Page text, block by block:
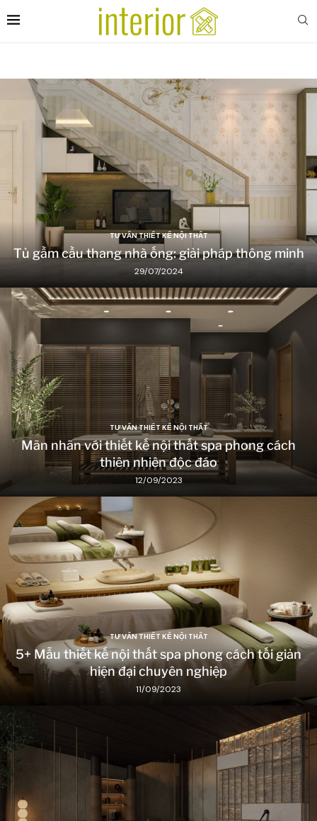
TƯ VẤN THIẾT KẾ NỘI THẤT
Tủ gầm cầu thang nhà ống: giải pháp thông minh
29/07/2024
TƯ VẤN THIẾT KẾ NỘI THẤT
Mãn nhãn với thiết kế nội thất spa phong cách
thiên nhiên độc đáo
12/09/2023
TƯ VẤN THIẾT KẾ NỘI THẤT
5+ Mẫu thiết kế nội thất spa phong cách tối giản
hiện đại chuyên nghiệp
11/09/2023